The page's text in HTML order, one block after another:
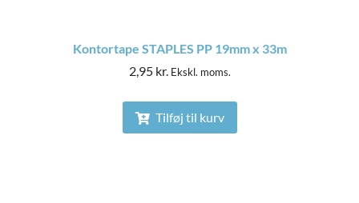
Kontortape STAPLES PP 19mm x 33m
2,95 kr. Ekskl. moms.
Tilføj til kurv